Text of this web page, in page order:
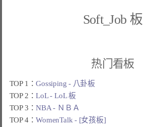
Soft_Job 板
热门看板
TOP 1：Gossiping - 八卦板
TOP 2：LoL - LoL 板
TOP 3：NBA - ＮＢＡ
TOP 4：WomenTalk - [女孩板]